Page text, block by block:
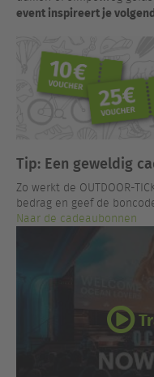
event inspireert je
Tip: Een geweldig
Zo werkt de OUTDOOR-
bedrag en geef de
Naar de cadeaubonnen